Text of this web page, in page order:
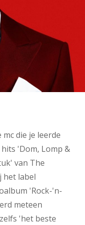
die je leerde
'Dom, Lomp &
van The
het label
'Rock-'n-
meteen
'het beste